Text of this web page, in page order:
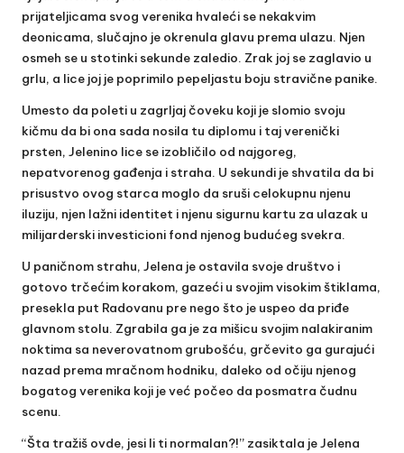
prijateljicama svog verenika hvaleći se nekakvim
deonicama, slučajno je okrenula glavu prema ulazu. Njen
osmeh se u stotinki sekunde zaledio. Zrak joj se zaglavio u
grlu, a lice joj je poprimilo pepeljastu boju stravične panike.
Umesto da poleti u zagrljaj čoveku koji je slomio svoju
kičmu da bi ona sada nosila tu diplomu i taj verenički
prsten, Jelenino lice se izobličilo od najgoreg,
nepatvorenog gađenja i straha. U sekundi je shvatila da bi
prisustvo ovog starca moglo da sruši celokupnu njenu
iluziju, njen lažni identitet i njenu sigurnu kartu za ulazak u
milijarderski investicioni fond njenog budućeg svekra.
U paničnom strahu, Jelena je ostavila svoje društvo i
gotovo trčećim korakom, gazeći u svojim visokim štiklama,
presekla put Radovanu pre nego što je uspeo da priđe
glavnom stolu. Zgrabila ga je za mišicu svojim nalakiranim
noktima sa neverovatnom grubošću, grčevito ga gurajući
nazad prema mračnom hodniku, daleko od očiju njenog
bogatog verenika koji je već počeo da posmatra čudnu
scenu.
“Šta tražiš ovde, jesi li ti normalan?!” zasiktala je Jelena